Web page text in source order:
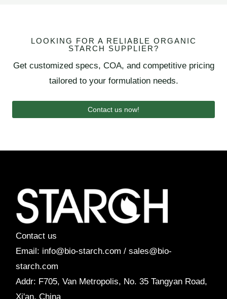
LOOKING FOR A RELIABLE ORGANIC
STARCH SUPPLIER?
Get customized specs, COA, and competitive pricing
tailored to your formulation needs.
Contact us now!
Contact us
Email: info@bio-starch.com / sales@bio-
starch.com
Addr: F705, Van Metropolis, No. 35 Tangyan Road,
Xi'an, China